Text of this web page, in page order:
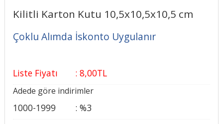
Kilitli Karton Kutu 10,5x10,5x10,5 cm
Çoklu Alımda İskonto Uygulanır
Liste Fiyatı : 8,00TL
Adede göre indirimler
1000-1999 : %3